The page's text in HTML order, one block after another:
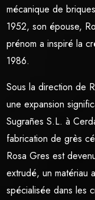
mécanique de
1952, son épouse,
prénom a inspiré la
1986.
Sous la direction de
une expansion
Sugrañes S.L. à
fabrication de grès
Rosa Gres est
extrudé, un matériau
spécialisée dans les